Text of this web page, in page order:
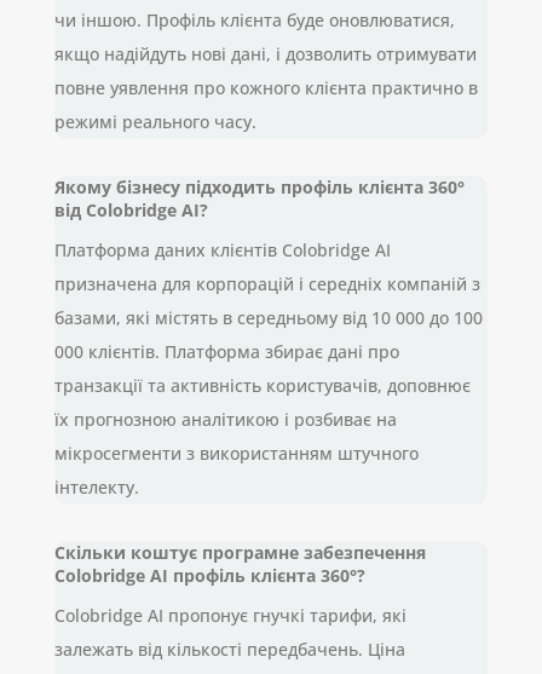
чи іншою. Профіль клієнта буде оновлюватися,
якщо надійдуть нові дані, і дозволить отримувати
повне уявлення про кожного клієнта практично в
режимі реального часу.
Якому бізнесу підходить профіль клієнта 360°
від Colobridge AI?
Платформа даних клієнтів Colobridge AI
призначена для корпорацій і середніх компаній з
базами, які містять в середньому від 10 000 до 100
000 клієнтів. Платформа збирає дані про
транзакції та активність користувачів, доповнює
їх прогнозною аналітикою і розбиває на
мікросегменти з використанням штучного
інтелекту.
Скільки коштує програмне забезпечення
Colobridge AI профіль клієнта 360°?
Colobridge AI пропонує гнучкі тарифи, які
залежать від кількості передбачень. Ціна